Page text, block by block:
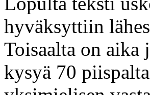
hyväksyttiin
Toisaalta on aika
kysyä 70